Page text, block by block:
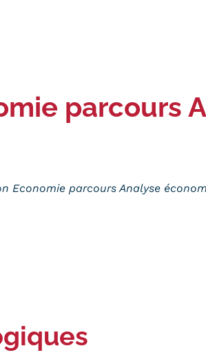
Economie parcours Analyse